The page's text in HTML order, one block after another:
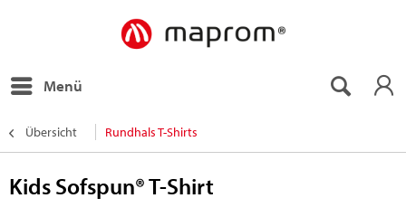
Menü
Übersicht Rundhals T-Shirts
Kids Sofspun® T-Shirt